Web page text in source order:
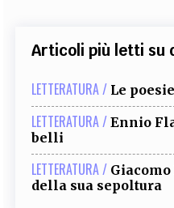
Articoli più letti su
LETTERATURA / Le
LETTERATURA / Ennio
belli
LETTERATURA /
della sua sepoltura